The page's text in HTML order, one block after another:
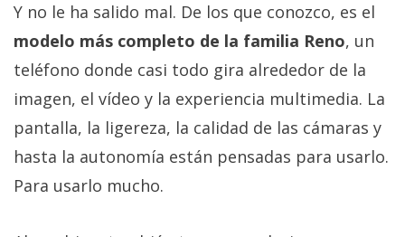
Y no le ha salido mal. De los que conozco, es el
modelo más completo de la familia Reno, un
teléfono donde casi todo gira alrededor de la
imagen, el vídeo y la experiencia multimedia. La
pantalla, la ligereza, la calidad de las cámaras y
hasta la autonomía están pensadas para usarlo.
Para usarlo mucho.